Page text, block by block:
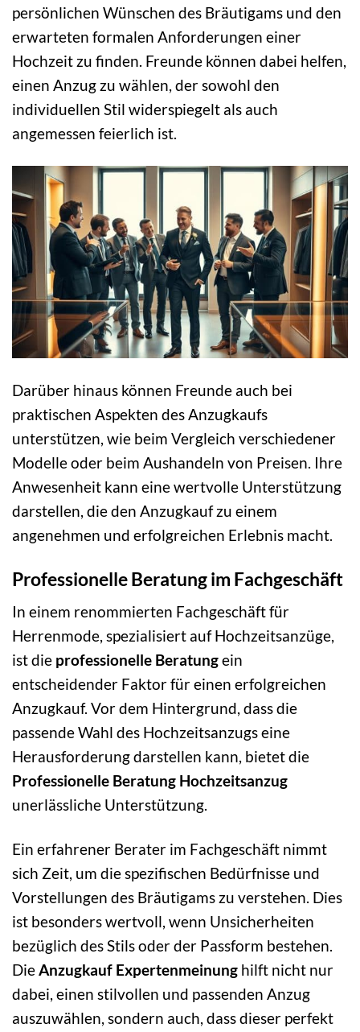
persönlichen Wünschen des Bräutigams und den
erwarteten formalen Anforderungen einer
Hochzeit zu finden. Freunde können dabei helfen,
einen Anzug zu wählen, der sowohl den
individuellen Stil widerspiegelt als auch
angemessen feierlich ist.
Darüber hinaus können Freunde auch bei
praktischen Aspekten des Anzugkaufs
unterstützen, wie beim Vergleich verschiedener
Modelle oder beim Aushandeln von Preisen. Ihre
Anwesenheit kann eine wertvolle Unterstützung
darstellen, die den Anzugkauf zu einem
angenehmen und erfolgreichen Erlebnis macht.
Professionelle Beratung im Fachgeschäft
In einem renommierten Fachgeschäft für
Herrenmode, spezialisiert auf Hochzeitsanzüge,
ist die professionelle Beratungein
entscheidender Faktor für einen erfolgreichen
Anzugkauf. Vor dem Hintergrund, dass die
passende Wahl des Hochzeitsanzugs eine
Herausforderung darstellen kann, bietet die
Professionelle Beratung Hochzeitsanzug
unerlässliche Unterstützung.
Ein erfahrener Berater im Fachgeschäft nimmt
sich Zeit, um die spezifischen Bedürfnisse und
Vorstellungen des Bräutigams zu verstehen. Dies
ist besonders wertvoll, wenn Unsicherheiten
bezüglich des Stils oder der Passform bestehen.
DieAnzugkauf Expertenmeinung hilft nicht nur
dabei, einen stilvollen und passenden Anzug
auszuwählen, sondern auch, dass dieser perfekt